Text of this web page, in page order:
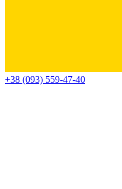
+38 (093) 559-47-40